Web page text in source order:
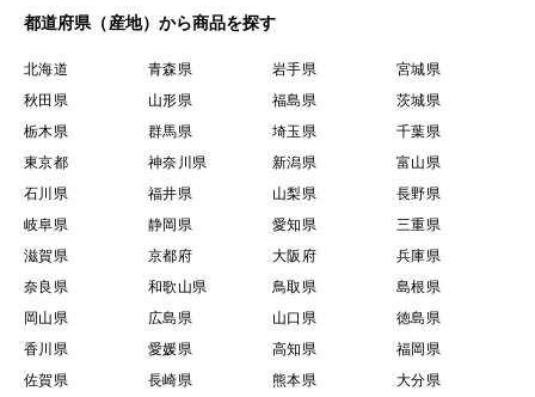
都道府県（産地）から商品を探す
北海道 青森県 岩手県
宮城県
秋田県
山形県 福島県
茨城県
栃木県
群馬県 埼玉県
千葉県
東京都
神奈川県 新潟県
富山県
石川県
福井県 山梨県
長野県
岐阜県
静岡県 愛知県
三重県
滋賀県
京都府 大阪府
兵庫県
奈良県
和歌山県 鳥取県
島根県
岡山県
広島県 山口県
徳島県
香川県
愛媛県 高知県
福岡県
佐賀県
長崎県 熊本県
大分県